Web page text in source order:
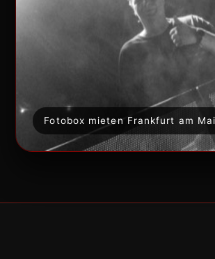
Fotobox mieten Frankfurt am